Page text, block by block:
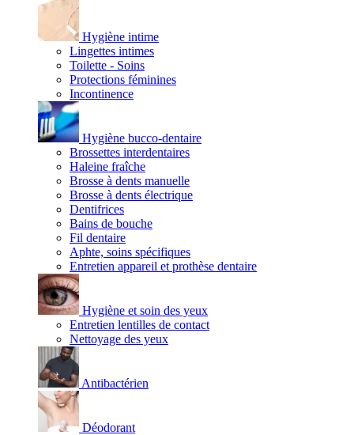
Hygiène intime
Lingettes intimes
Toilette - Soins
Protections féminines
Incontinence
Hygiène bucco-dentaire
Brossettes interdentaires
Haleine fraîche
Brosse à dents manuelle
Brosse à dents électrique
Dentifrices
Bains de bouche
Fil dentaire
Aphte, soins spécifiques
Entretien appareil et prothèse dentaire
Hygiène et soin des yeux
Entretien lentilles de contact
Nettoyage des yeux
Antibactérien
Déodorant